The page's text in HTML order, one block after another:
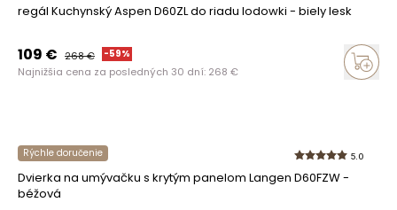
regál Kuchynský Aspen D60ZL do riadu lodowki - biely lesk
109 € 268€ -59%
Najnižšia cena za posledných 30 dní: 268 €
Rýchle doručenie 5.0
Dvierka na umývačku s krytým panelom Langen D60FZW -
béžová